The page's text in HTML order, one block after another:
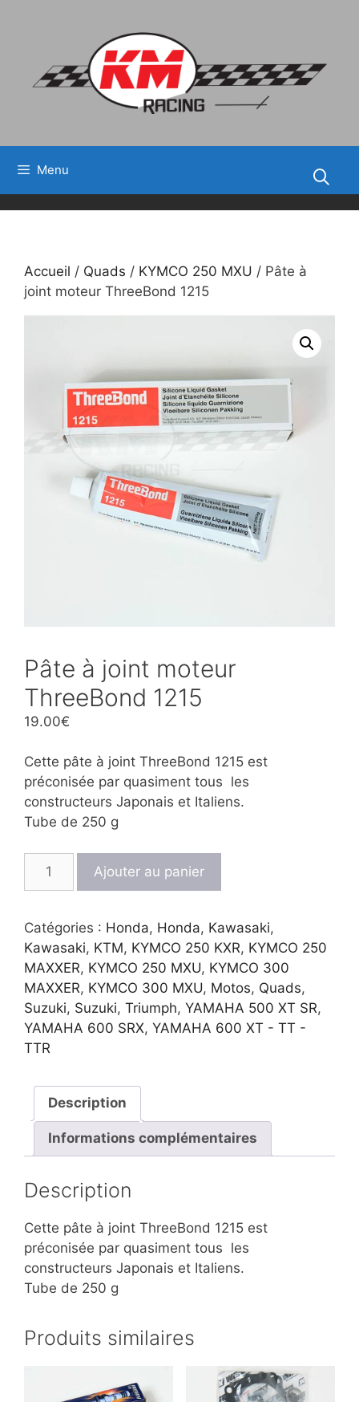
Menu
Accueil / Quads / KYMCO 250 MXU / Pâte à
joint moteur ThreeBond 1215
Pâte à joint moteur
ThreeBond 1215
19.00€
Cette pâte à joint ThreeBond 1215 est
préconisée par quasiment tous les
constructeurs Japonais et Italiens.
Tube de 250 g
à
joint
moteur
ThreeBond
1215
Ajouter au panier
Catégories : Honda, Honda, Kawasaki,
Kawasaki, KTM, KYMCO 250 KXR, KYMCO 250
MAXXER, KYMCO 250 MXU, KYMCO 300
MAXXER, KYMCO 300 MXU, Motos, Quads,
Suzuki, Suzuki, Triumph, YAMAHA 500 XT SR,
YAMAHA 600 SRX, YAMAHA 600 XT - TT -
TTR
Description
Informations complémentaires
Description
Cette pâte à joint ThreeBond 1215 est
préconisée par quasiment tous les
constructeurs Japonais et Italiens.
Tube de 250 g
Produits similaires